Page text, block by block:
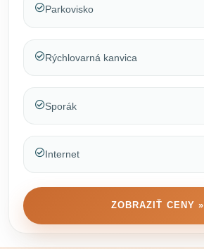
Parkovisko
Rýchlovarná kanvica
Sporák
Internet
ZOBRAZIŤ CENY »